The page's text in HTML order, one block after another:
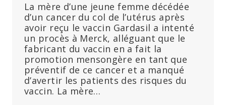
La mère d’une jeune femme décédée
d’un cancer du col de l’utérus après
avoir reçu le vaccin Gardasil a intenté
un procès à Merck, alléguant que le
fabricant du vaccin en a fait la
promotion mensongère en tant que
préventif de ce cancer et a manqué
d’avertir les patients des risques du
vaccin. La mère…